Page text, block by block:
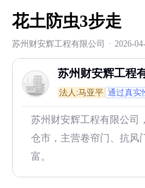
花土防虫3步走
苏州财安辉工程有限公司 · 2026-
苏州财安辉工程
法人:马亚平 通过真实
苏州财安辉工程有限公司
仓市，主营卷帘门、抗风
富。